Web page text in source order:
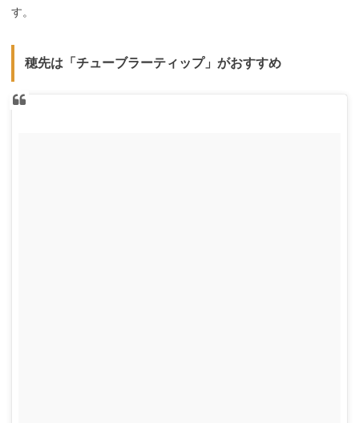
す。
穂先は「チューブラーティップ」がおすすめ